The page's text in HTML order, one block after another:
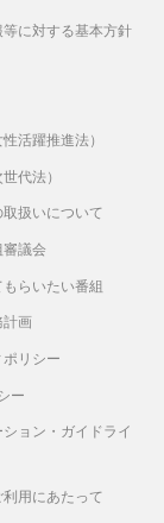
に対する基本方針
活躍推進法）
代法）
扱いについて
審議会
らいたい番組
計画
リシー
ー
ョン・ガイドライ
用にあたって